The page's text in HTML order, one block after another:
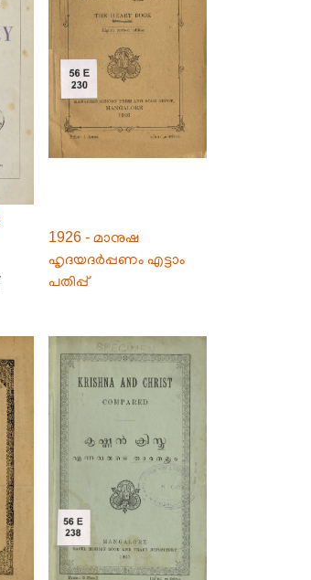
1926 - മാനുഷ
ഹൃദയദർപ്പണം എട്ടാം
പതിപ്പ്